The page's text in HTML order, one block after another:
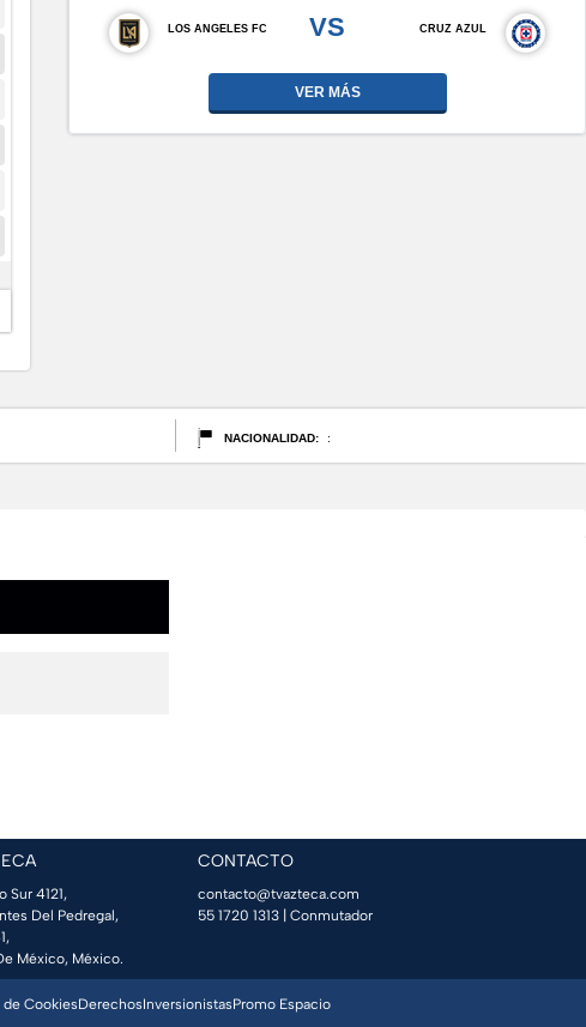
LOS ANGELES FC VS CRUZ AZUL
VER MÁS
NACIONALIDAD: :
Sur 4121,
Del Pedregal,
México, México.
CONTACTO
contacto@tvazteca.com
55 1720 1313 | Conmutador
de CookiesDerechosInversionistasPromo Espacio